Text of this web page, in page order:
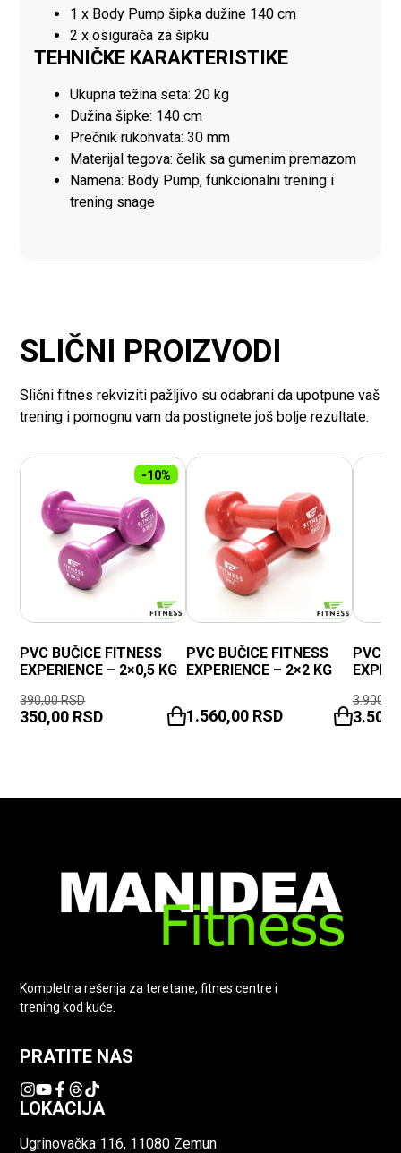
1 x Body Pump šipka dužine 140 cm
2 x osigurača za šipku
TEHNIČKE KARAKTERISTIKE
Ukupna težina seta: 20 kg
Dužina šipke: 140 cm
Prečnik rukohvata: 30 mm
Materijal tegova: čelik sa gumenim premazom
Namena: Body Pump, funkcionalni trening i
trening snage
SLIČNI PROIZVODI
Slični fitnes rekviziti pažljivo su odabrani da upotpune vaš
trening i pomognu vam da postignete još bolje rezultate.
-10%
PVC BUČICE FITNESS
EXPERIENCE – 2×0,5 KG
390,00RSD
350,00 RSD
PVC BUČICE FITNESS
EXPERIENCE – 2×2 KG
1.560,00 RSD
PVC
Kompletna rešenja za teretane, fitnes centre i
trening kod kuće.
PRATITE NAS
LOKACIJA
Ugrinovačka 116, 11080 Zemun